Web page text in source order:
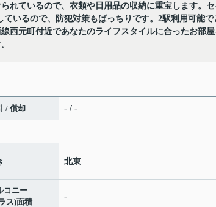
れているので、衣類や日用品の収納に重宝します。
いるので、防犯対策もばっちりです。2駅利用可能で
西元町付近であなたのライフスタイルに合ったお部
/ 償却 - / -
北東
コニー
ス)面積
-